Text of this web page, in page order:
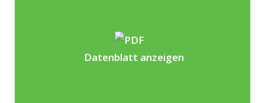
Datenblatt anzeigen